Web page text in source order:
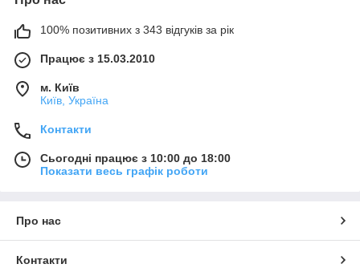
100% позитивних з 343 відгуків за рік
Працює з 15.03.2010
м. Київ
Київ, Україна
Контакти
Сьогодні працює з 10:00 до 18:00
Показати весь графік роботи
Про нас
Контакти